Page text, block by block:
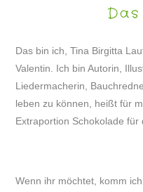
Das bin ich, Tina Birgitta
Valentin. Ich bin Autorin,
Liedermacherin,
leben zu können, heißt für
Extraportion Schokolade für
Wenn ihr möchtet, komm